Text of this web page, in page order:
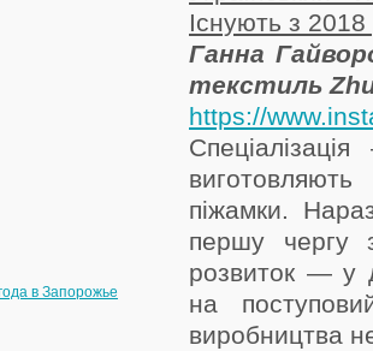
в Запорожье
Існують з 2018
Ганна
текстиль
https://
піжамки.
першу чергу
розвиток — у
на
виробництва